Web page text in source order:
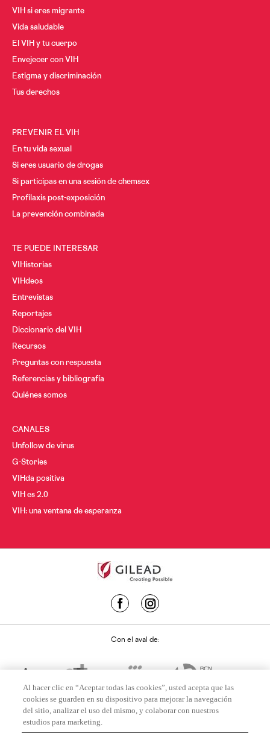
VIH si eres migrante
Vida saludable
El VIH y tu cuerpo
Envejecer con VIH
Estigma y discriminación
Tus derechos
PREVENIR EL VIH
En tu vida sexual
Si eres usuario de drogas
Si participas en una sesión de chemsex
Profilaxis post-exposición
La prevención combinada
TE PUEDE INTERESAR
VIHistorias
VIHdeos
Entrevistas
Reportajes
Diccionario del VIH
Recursos
Preguntas con respuesta
Referencias y bibliografía
Quiénes somos
CANALES
Unfollow de virus
G-Stories
VIHda positiva
VIH es 2.0
VIH: una ventana de esperanza
Con el aval de:
Al hacer clic en “Aceptar todas las cookies”, usted acepta que las
cookies se guarden en su dispositivo para mejorar la navegación
del sitio, analizar el uso del mismo, y colaborar con nuestros
estudios para marketing.